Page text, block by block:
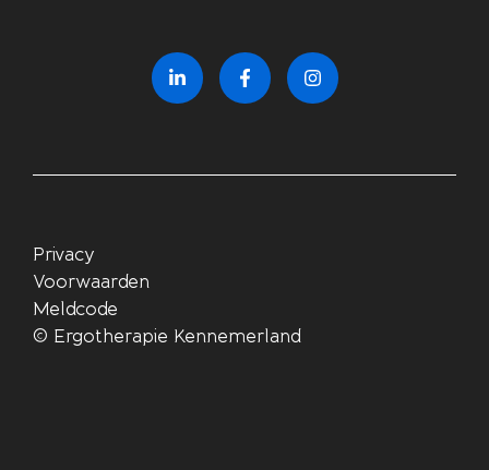
© Ergotherapie Kennemerland
Privacy
Voorwaarden
Meldcode